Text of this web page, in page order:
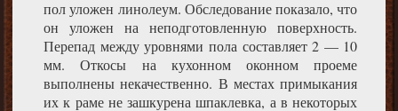
пол уложен линолеум. Обследование показало, что
он уложен на неподготовленную поверхность.
Перепад между уровнями пола составляет 2 — 10
мм. Откосы на кухонном оконном проеме
выполнены некачественно. В местах примыкания
их к раме не зашкурена шпаклевка, а в некоторых